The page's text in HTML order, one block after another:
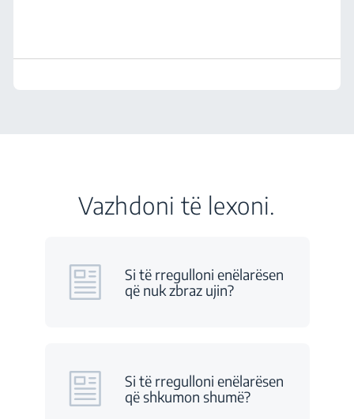
Vazhdoni të lexoni.
Si të rregulloni enëlarësen
që nuk zbraz ujin?
Si të rregulloni enëlarësen
që shkumon shumë?